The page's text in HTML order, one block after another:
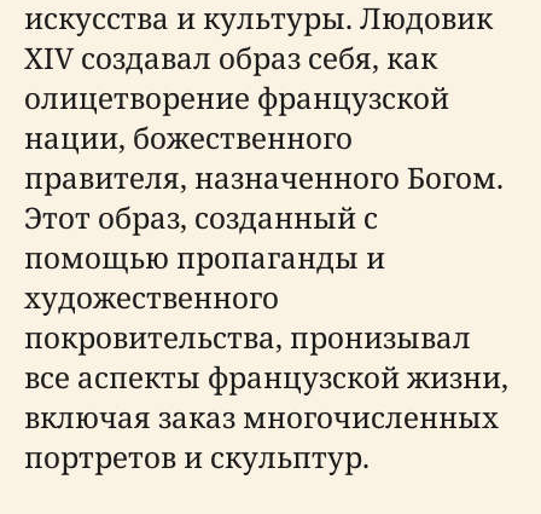
искусства и культуры. Людовик
XIV создавал образ себя, как
олицетворение французской
нации, божественного
правителя, назначенного Богом.
Этот образ, созданный с
помощью пропаганды и
художественного
покровительства, пронизывал
все аспекты французской жизни,
включая заказ многочисленных
портретов и скульптур.